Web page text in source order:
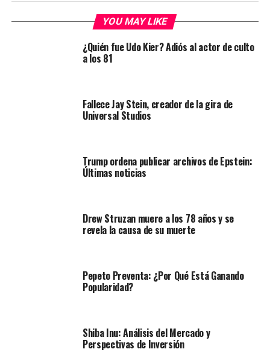
YOU MAY LIKE
¿Quién fue Udo Kier? Adiós al actor de culto
a los 81
Fallece Jay Stein, creador de la gira de
Universal Studios
Trump ordena publicar archivos de Epstein:
Últimas noticias
Drew Struzan muere a los 78 años y se
revela la causa de su muerte
Pepeto Preventa: ¿Por Qué Está Ganando
Popularidad?
Shiba Inu: Análisis del Mercado y
Perspectivas de Inversión